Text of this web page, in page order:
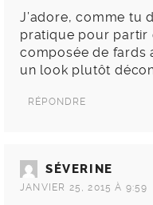
J’adore, comme tu
pratique pour partir
composée de fards
un look plutôt
RÉPONDRE
SÉVERINE
JANVIER 25, 2015 À 9:59